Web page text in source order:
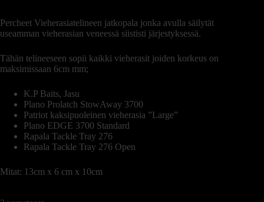
Percheet Vieherasiatelineen jatkopala jonka avulla säilytät
useamman vieherasian veneessä siististi järjestyksessä.
Tähän telineeseen sopii kaikki vieherasit joiden korkeus on
maksimissaan 6cm mm;
K.P Baits, Jasu
Plano Prolatch StowAway 3700
Patriot kaksipuoleinen vieherasia ”Large”
Plano EDGE 3700 Standard
Rapala Tackle Tray 276
Rapala Tackle Tray 276 Open
Mitat: 13cm x 6 cm x 10cm